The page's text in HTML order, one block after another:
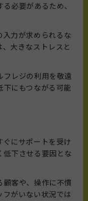
必要があるため、
入力が求められるな
大きなストレスと
フレジの利用を敬遠
にもつながる可能
にサポートを受け
低下させる要因とな
客や、操作に不慣
がいない状況では